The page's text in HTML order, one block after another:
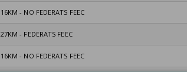
16KM - NO FEDERATS FEEC
27KM - FEDERATS FEEC
16KM - NO FEDERATS FEEC